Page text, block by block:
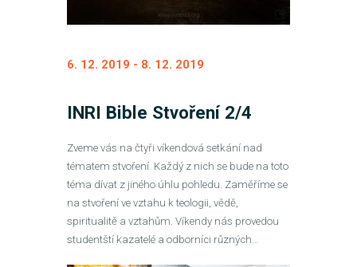
6. 12. 2019 - 8. 12. 2019
INRI Bible Stvoření 2/4
Zveme vás na čtyři víkendová setkání nad
tématem stvoření. Každý z nich se bude na toto
téma dívat z jiného úhlu pohledu. Zaměříme se
na stvoření ve vztahu k teologii, vědě,
spiritualitě a vztahům. Víkendy nás provedou
studentští kazatelé a odborníci různých…